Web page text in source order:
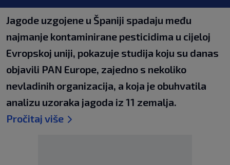
Jagode uzgojene u Španiji spadaju među
najmanje kontaminirane pesticidima u cijeloj
Evropskoj uniji, pokazuje studija koju su danas
objavili PAN Europe, zajedno s nekoliko
nevladinih organizacija, a koja je obuhvatila
analizu uzoraka jagoda iz 11 zemalja.
Pročitaj više